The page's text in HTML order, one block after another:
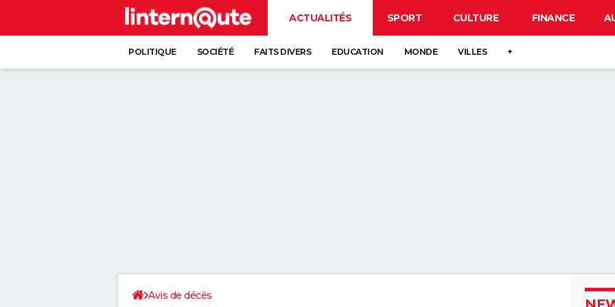
ACTUALITÉS SPORT CULTURE FINANCE
POLITIQUE SOCIÉTÉ FAITS DIVERS EDUCATION MONDE VILLES +
Avis de décès